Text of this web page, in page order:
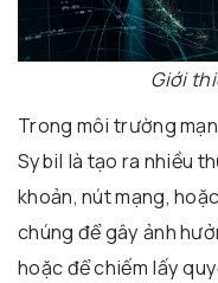
Giới
Trong môi trường
Sybil là tạo ra nhiều
khoản, nút mạng,
chúng để gây ảnh
hoặc để chiếm lấy